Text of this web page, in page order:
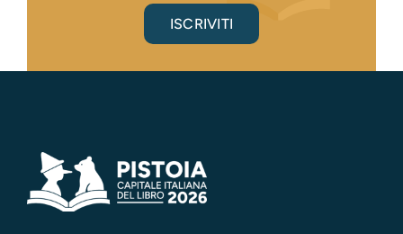
ISCRIVITI